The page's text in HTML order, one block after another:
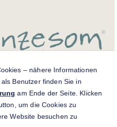
luxemburgischen
und Zertifizierung
besuchen Siewww.wellplanzen.lu
– nähere Informationen
Benutzer finden Sie in
am Ende der Seite. Klicken
um die Cookies zu
Website besuchen zu